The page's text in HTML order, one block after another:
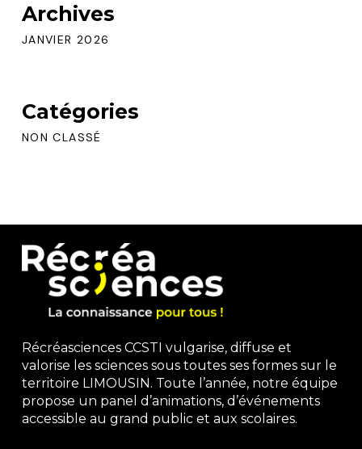
Archives
JANVIER 2026
Catégories
NON CLASSÉ
Récréasciences CCSTI vulgarise, diffuse et
valorise les sciences sous toutes ses formes sur le
territoire LIMOUSIN. Toute l’année, notre équipe
propose un panel d’animations, d’événements
accessible au grand public et aux scolaires.